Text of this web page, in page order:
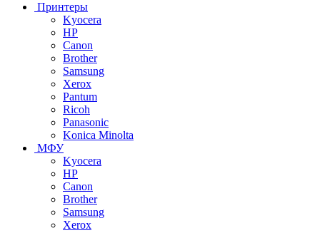
Принтеры
Kyocera
HP
Canon
Brother
Samsung
Xerox
Pantum
Ricoh
Panasonic
Konica Minolta
МФУ
Kyocera
HP
Canon
Brother
Samsung
Xerox